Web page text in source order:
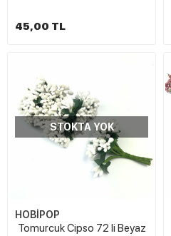
45,00 TL
STOKTA YOK
HOBİPOP
Tomurcuk Cipso 72 li Beyaz